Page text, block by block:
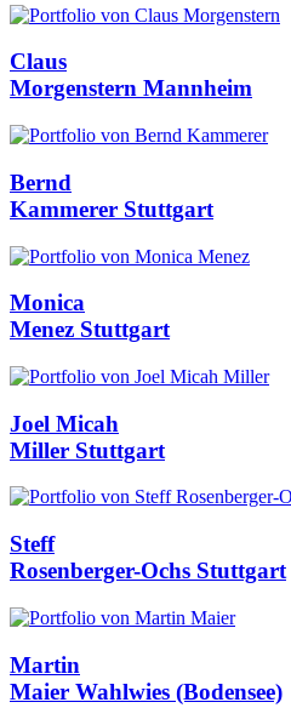
Claus
Morgenstern Mannheim
Bernd
Kammerer Stuttgart
Monica
Menez Stuttgart
Joel Micah
Miller Stuttgart
Steff
Rosenberger-Ochs Stuttgart
Martin
Maier Wahlwies (Bodensee)